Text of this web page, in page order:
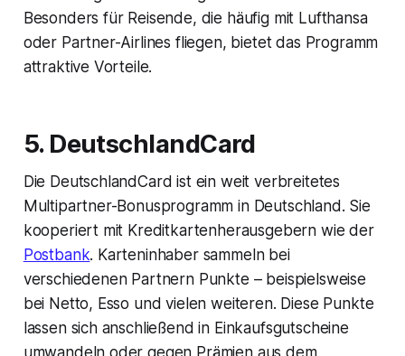
Besonders für Reisende, die häufig mit Lufthansa
oder Partner-Airlines fliegen, bietet das Programm
attraktive Vorteile.
5. DeutschlandCard
Die DeutschlandCard ist ein weit verbreitetes
Multipartner-Bonusprogramm in Deutschland. Sie
kooperiert mit Kreditkartenherausgebern wie der
Postbank. Karteninhaber sammeln bei
verschiedenen Partnern Punkte – beispielsweise
bei Netto, Esso und vielen weiteren. Diese Punkte
lassen sich anschließend in Einkaufsgutscheine
umwandeln oder gegen Prämien aus dem